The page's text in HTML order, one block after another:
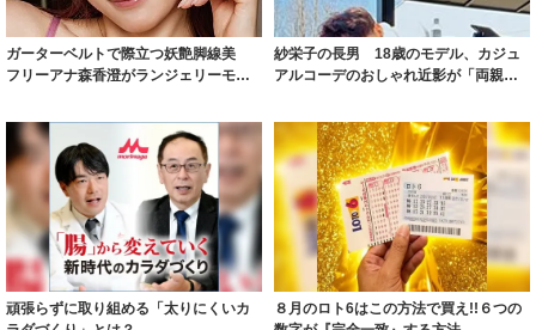
ガーターベルトで際立つ妖艶脚線美
フリーアナ森香澄がランジェリーモデ
紗栄子の長男 18歳のモデル、カジュ
アルコーデのおしゃれ近影が「両親の
頑張らずに取り組める「太りにくいカ
８月のロト6はこの方法で買え!!６つの